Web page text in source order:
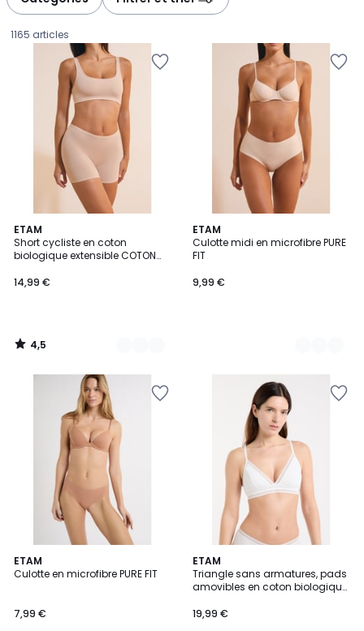
1165 articles
ETAM
Short cycliste en coton
biologique extensible COTON
€.
14,99 €
4,5
/ 5
5
Couleurs
4,5
/
ETAM
Culotte midi en microfibre PURE
FIT
9,99 €
4
Couleurs
ETAM
Culotte en microfibre PURE FIT
7,99 €
5
/
8
Couleurs
ETAM
Triangle sans armatures, pads
amovibles en coton biologique
19,99 €
5
/
5
5
Couleurs